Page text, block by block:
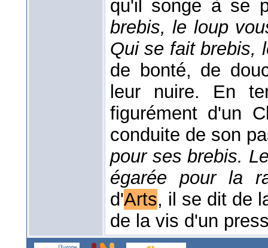
qu'il songe à se
brebis, le loup
Qui se fait brebis,
de bonté, de
leur nuire. En
figurément d'un
conduite de son
pour ses brebis.
égarée pour la
d'Arts, il se dit de
de la vis d'un